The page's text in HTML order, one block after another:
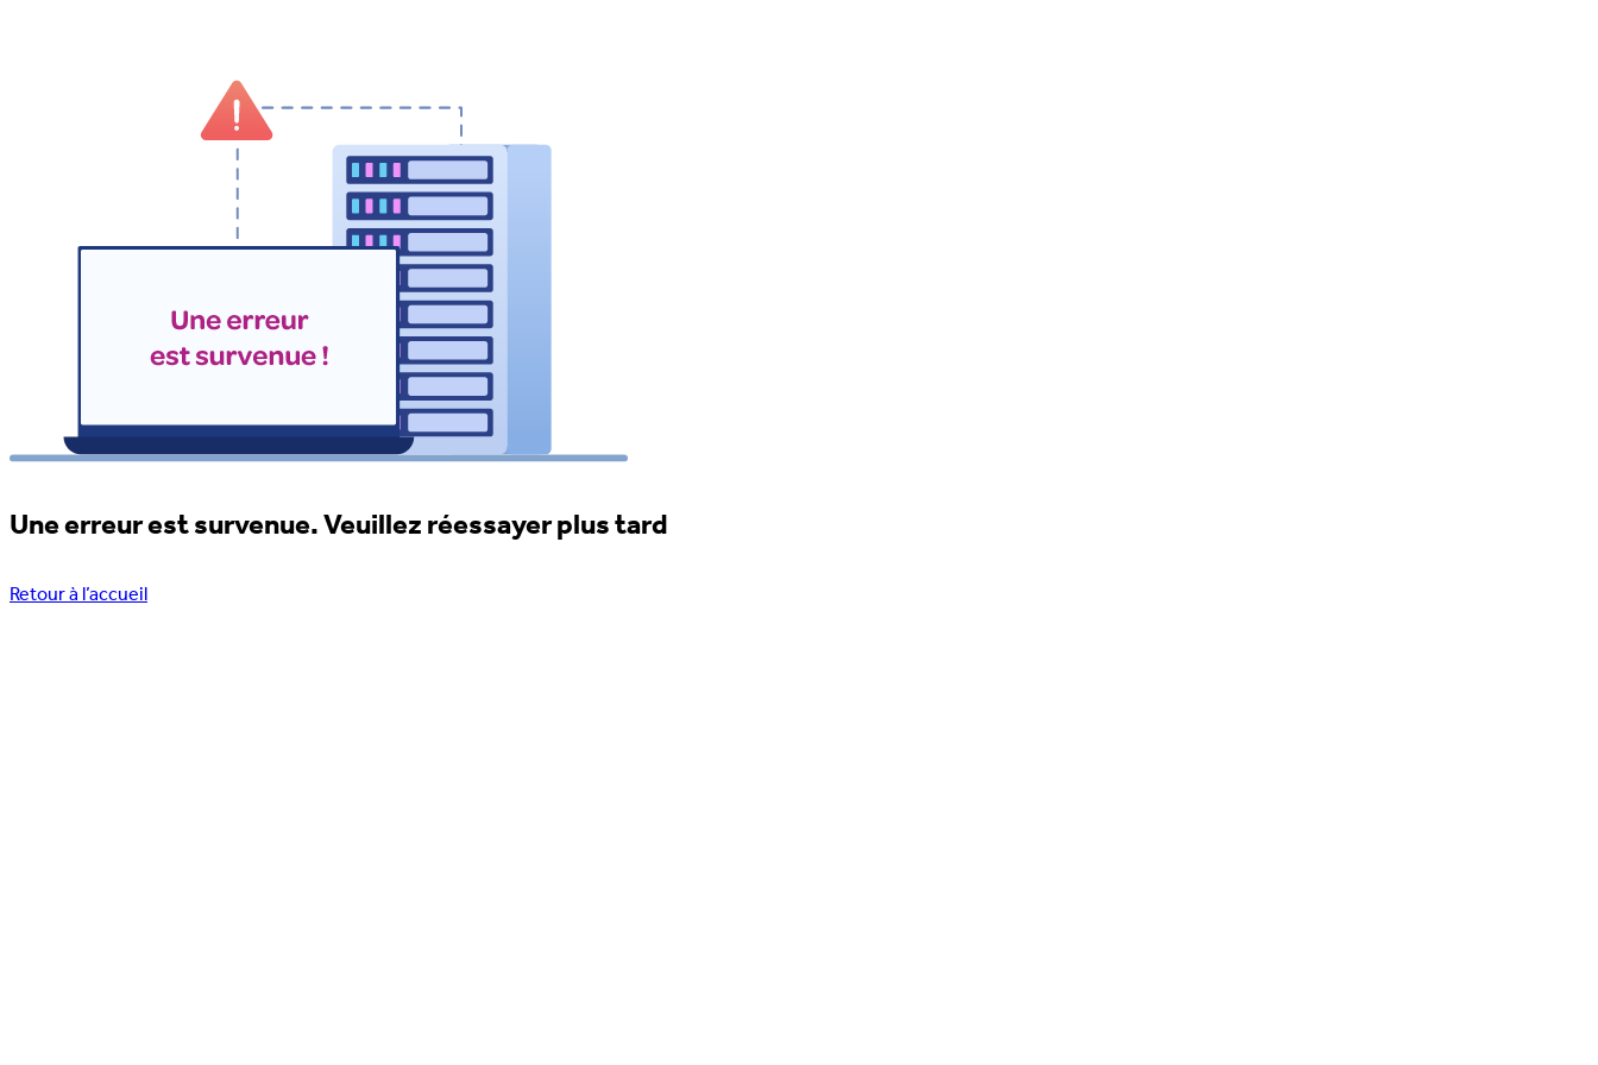
Une erreur est survenue. Veuillez réessayer plus tard
Retour à l’accueil